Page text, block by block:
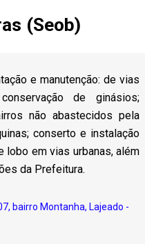
(Seob)
e manutenção: de vias
de ginásios;
não abastecidos pela
conserto e instalação
lobo em vias urbanas, além
da Prefeitura.
bairro Montanha, Lajeado -